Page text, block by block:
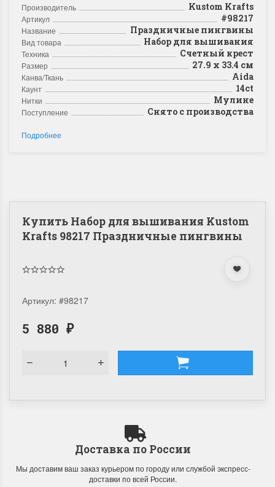
Производитель Kustom Krafts
Артикул #98217
Название Праздничные пингвины
Вид товара Набор для вышивания
Техника Счетный крест
Размер 27.9 x 33.4 см
Канва/Ткань Aida
Каунт 14ct
Нитки Мулине
Поступление Снято с производства
Подробнее
Купить Набор для вышивания Kustom
Krafts 98217 Праздничные пингвины
Артикул: #98217
5 880 ₽
Доставка по России
Мы доставим ваш заказ курьером по городу или службой экспресс-
доставки по всей России.